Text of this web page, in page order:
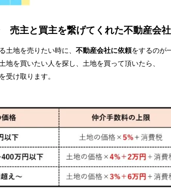
主と買主を繋げてくれた不動産会
土地を売りたい時に、 不動産会社に依頼をするのが
地を買いたい人を探し、土地を買って頂いたら、
受け取ります。